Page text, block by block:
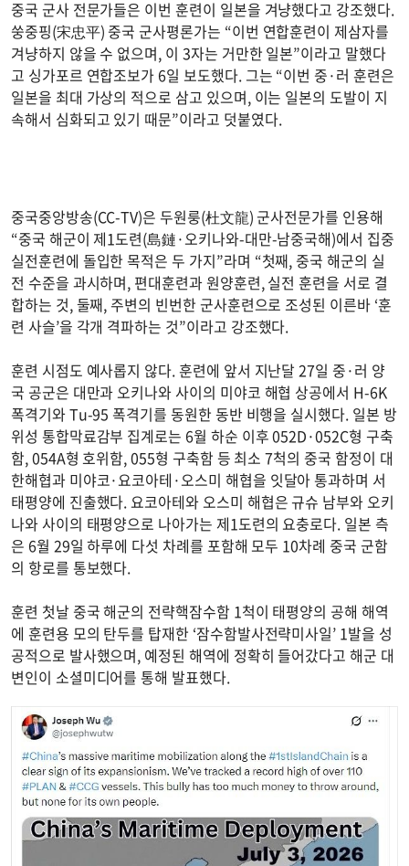
중국 군사 전문가들은 이번 훈련이 일본을 겨냥했다고 강조했다.
쑹중핑(宋忠平) 중국 군사평론가는 “이번 연합훈련이 제삼자를
겨냥하지 않을 수 없으며, 이 3자는 거만한 일본”이라고 말했다
고 싱가포르 연합조보가 6일 보도했다. 그는 “이번 중·러 훈련은
일본을 최대 가상의 적으로 삼고 있으며, 이는 일본의 도발이 지
속해서 심화되고 있기 때문”이라고 덧붙였다.
중국중앙방송(CC-TV)은 두원룽(杜文龍) 군사전문가를 인용해
“중국 해군이 제1도련(島鏈·오키나와-대만-남중국해)에서 집중
실전훈련에 돌입한 목적은 두 가지”라며 “첫째, 중국 해군의 실
전 수준을 과시하며, 편대훈련과 원양훈련, 실전 훈련을 서로 결
합하는 것, 둘째, 주변의 빈번한 군사훈련으로 조성된 이른바 ‘훈
련 사슬’을 각개 격파하는 것”이라고 강조했다.
훈련 시점도 예사롭지 않다. 훈련에 앞서 지난달 27일 중·러 양
국 공군은 대만과 오키나와 사이의 미야코 해협 상공에서 H-6K
폭격기와 Tu-95 폭격기를 동원한 동반 비행을 실시했다. 일본 방
위성 통합막료감부 집계로는 6월 하순 이후 052D·052C형 구축
함, 054A형 호위함, 055형 구축함 등 최소 7척의 중국 함정이 대
한해협과 미야코·요코아테·오스미 해협을 잇달아 통과하며 서
태평양에 진출했다. 요코아테와 오스미 해협은 규슈 남부와 오키
나와 사이의 태평양으로 나아가는 제1도련의 요충로다. 일본 측
은 6월 29일 하루에 다섯 차례를 포함해 모두 10차례 중국 군함
의 항로를 통보했다.
훈련 첫날 중국 해군의 전략핵잠수함 1척이 태평양의 공해 해역
에 훈련용 모의 탄두를 탑재한 ‘잠수함발사전략미사일’ 1발을 성
공적으로 발사했으며, 예정된 해역에 정확히 들어갔다고 해군 대
변인이 소셜미디어를 통해 발표했다.